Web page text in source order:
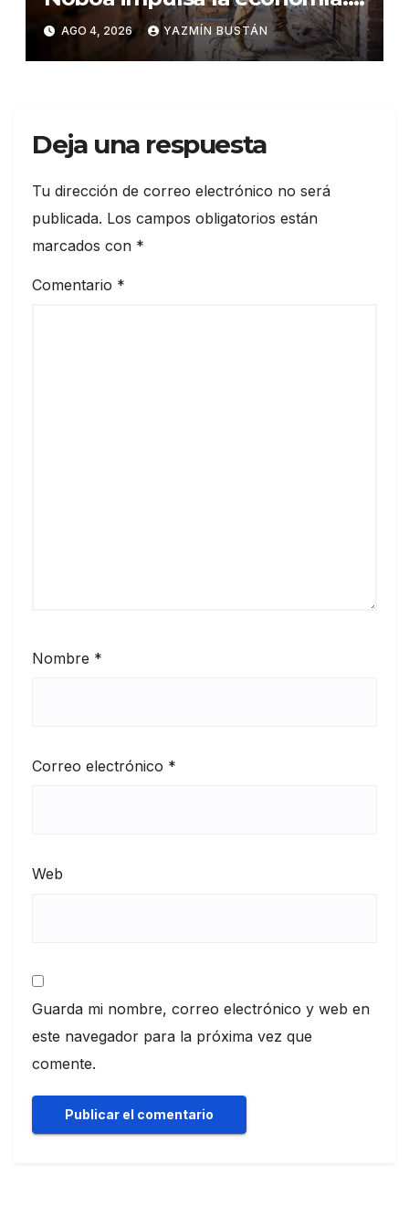
ventas superan los USD
25.600 millones y crecen
16,7% en julio
AGO 4, 2026 YAZMÍN BUSTÁN
Deja una respuesta
Tu dirección de correo electrónico no será
publicada. Los campos obligatorios están
marcados con *
Comentario *
Nombre *
Correo electrónico *
Web
Guarda mi nombre, correo electrónico y web en
este navegador para la próxima vez que
comente.